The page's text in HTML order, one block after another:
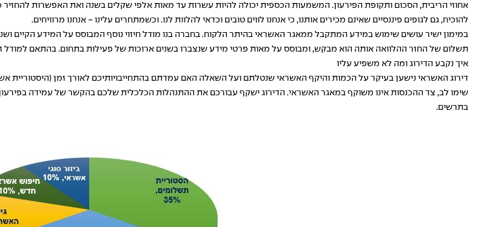
אחוזי הריבית, הסכום ותקופת הפירעון. המשמעות הכספית יכולה להיות עשרות עד מאות אלפי שקלים בשנה ואת האפשרות
להוכיח, גם לגופים פיננסיים שאינם מכירים אותנו, כי אנחנו לווים טובים וכדאי להלוות לנו. וכשמתחרים עלינו - אנחנו מרוויחים.
במימון ישיר עושים שימוש במידע המתקבל ממאגר האשראי בהיתר הלקוח. בחברה בנו מודל חיזוי נוסף המבוסס על המידע הקיים
תשלום של החזר ההלוואה אותה הוא מבקש, ומבוסס על מאות פרטי מידע שנצברו בשנים ארוכות של פעילות בתחום. בהתאם למודל
איך נקבע הדירוג ומה לא משפיע עליו
דירוג האשראי נישען בעיקר על הכמות והיקף האשראי שנטלתם ועל השאלה האם עמדתם בהתחייבויותיכם לאורך זמן (היסטוריית
שימו לב, צד ההכנסות אינו משוקף במאגר האשראי. הדירוג ישקף עבורכם את ההתנהלות הכלכלית שלכם בהקשר של עמידה
בתרשים.